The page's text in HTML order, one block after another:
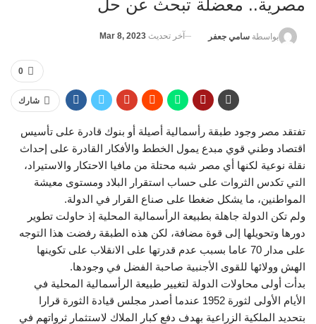
مصرية.. معضلة تبحث عن حل
بواسطة سامي جعفر آخر تحديث Mar 8, 2023
0
شارك
تفتقد مصر وجود طبقة رأسمالية أصيلة أو بنوك قادرة على تأسيس
اقتصاد وطني قوي مبدع يمول الخطط والأفكار القادرة على إحداث
نقلة نوعية لكنها أي مصر شبه محتلة من مافيا الاحتكار والاستيراد،
التي تكدس الثروات على حساب استقرار البلاد ومستوى معيشة
المواطنين، ما يشكل ضغطا على صناع القرار في الدولة.
ولم تكن الدولة جاهلة بطبيعة الرأسمالية المحلية إذ حاولت تطوير
دورها وتحويلها إلى قوة مضافة، لكن هذه الطبقة رفضت هذا التوجه
على مدار 70 عاما بسبب عدم قدرتها على الانقلاب على تكوينها
الهش وولائها للقوى الأجنبية صاحبة الفضل في وجودها.
بدأت أولى محاولات الدولة لتغيير طبيعة الرأسمالية المحلية في
الأيام الأولى لثورة 1952 عندما أصدر مجلس قيادة الثورة قرارا
بتحديد الملكية الزراعية بهدف دفع كبار الملاك لاستثمار ثرواتهم في